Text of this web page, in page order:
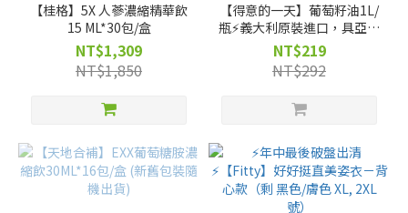
【桂格】5X 人蔘濃縮精華飲
15 ML*30包/盒
NT$1,309
NT$1,850
【得意的一天】葡萄籽油1L/
瓶⚡義大利原裝進口，具亞麻
油酸，油質穩定耐高溫⚡
NT$219
NT$292